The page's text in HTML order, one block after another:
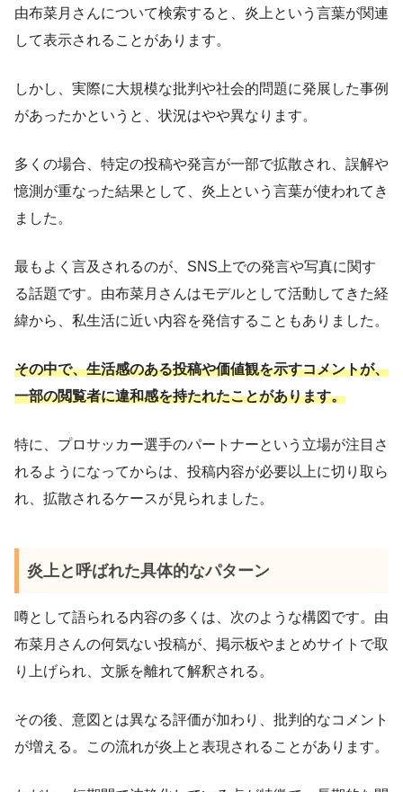
由布菜月さんについて検索すると、炎上という言葉が関連
して表示されることがあります。
しかし、実際に大規模な批判や社会的問題に発展した事例
があったかというと、状況はやや異なります。
多くの場合、特定の投稿や発言が一部で拡散され、誤解や
憶測が重なった結果として、炎上という言葉が使われてき
ました。
最もよく言及されるのが、SNS上での発言や写真に関す
る話題です。由布菜月さんはモデルとして活動してきた経
緯から、私生活に近い内容を発信することもありました。
その中で、生活感のある投稿や価値観を示すコメントが、
一部の閲覧者に違和感を持たれたことがあります。
特に、プロサッカー選手のパートナーという立場が注目さ
れるようになってからは、投稿内容が必要以上に切り取ら
れ、拡散されるケースが見られました。
炎上と呼ばれた具体的なパターン
噂として語られる内容の多くは、次のような構図です。由
布菜月さんの何気ない投稿が、掲示板やまとめサイトで取
り上げられ、文脈を離れて解釈される。
その後、意図とは異なる評価が加わり、批判的なコメント
が増える。この流れが炎上と表現されることがあります。